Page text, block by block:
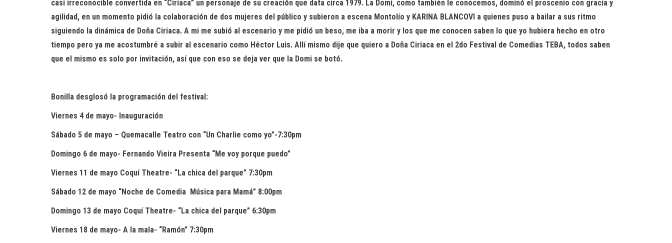
casi irreconocible convertida en “Ciriaca” un personaje de su creación que data circa 1979. La Domi, como también le conocemos, dominó el proscenio con gracia y
agilidad, en un momento pidió la colaboración de dos mujeres del público y subieron a escena Montolío y KARINA BLANCOVI a quienes puso a bailar a sus ritmo
siguiendo la dinámica de Doña Ciriaca. A mi me subió al escenario y me pidió un beso, me iba a morir y los que me conocen saben lo que yo hubiera hecho en otro
tiempo pero ya me acostumbré a subir al escenario como Héctor Luis. Allí mismo dije que quiero a Doña Ciriaca en el 2do Festival de Comedias TEBA, todos saben
que el mismo es solo por invitación, así que con eso se deja ver que la Domi se botó.
Bonilla desglosó la programación del festival:
Viernes 4 de mayo- Inauguración
Sábado 5 de mayo – Quemacalle Teatro con “Un Charlie como yo”-7:30pm
Domingo 6 de mayo- Fernando Vieira Presenta “Me voy porque puedo”
Viernes 11 de mayo Coquí Theatre- “La chica del parque” 7:30pm
Sábado 12 de mayo “Noche de Comedia Música para Mamá” 8:00pm
Domingo 13 de mayo Coquí Theatre- “La chica del parque” 6:30pm
Viernes 18 de mayo- A la mala- “Ramón” 7:30pm